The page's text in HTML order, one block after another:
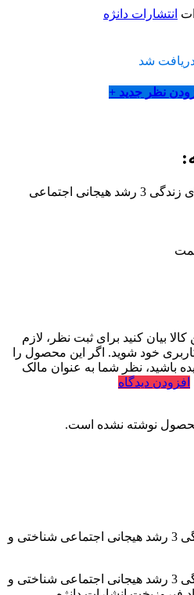
انتشارات دانژه
شد
نظر جدید +
کتاب آموزش مهارت های زندگی 3 رشد هیجانی اجتماعی
بیان کنید برای ثبت نظر، لازم
خود شوید. اگر این محصول را
باشید، نظر شما به عنوان مالک
افزودن دیدگاه
نوشته نشده است.
کتاب آموزش مهارت های زندگی 3 رشد هیجانی اجتماعی شناختی و
کتاب آموزش مهارت های زندگی 3 رشد هیجانی اجتماعی شناختی و